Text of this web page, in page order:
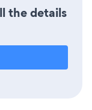
the details